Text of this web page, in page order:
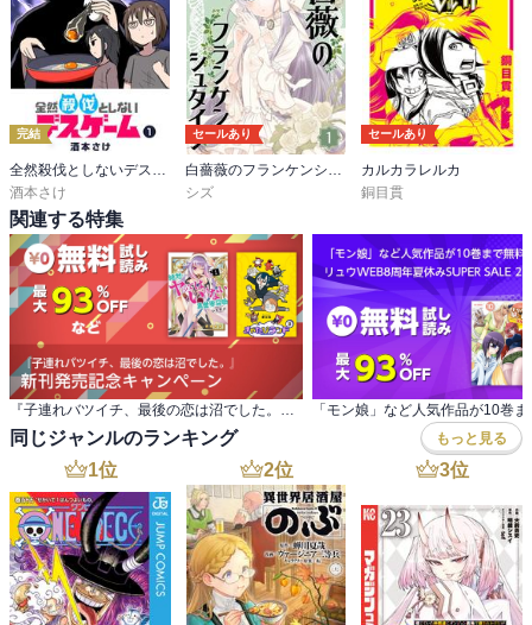
完結
酒本さけ
セールあり
シズ
セールあり
カルカラレルカ
銅目貫
関連する特集
同じジャンルのランキング もっと見る
1位 2位 3位